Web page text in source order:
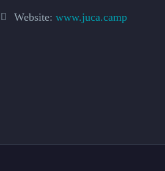
Website: www.juca.camp